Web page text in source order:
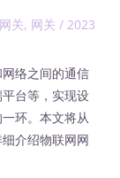
关, 网关 /2023
络之间的通信
台等，实现设
环。本文将从
介绍物联网网